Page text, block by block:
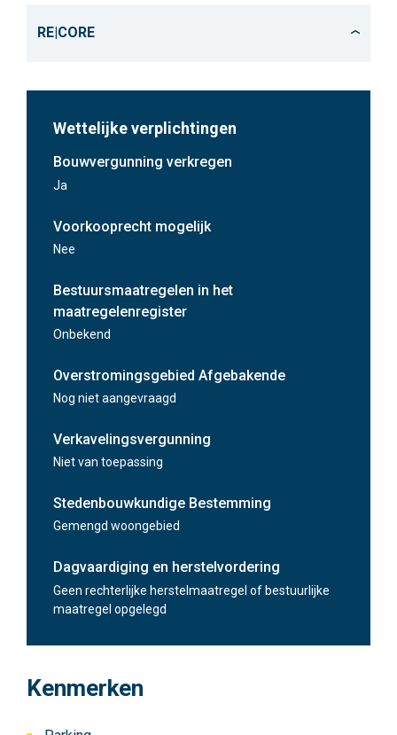
RE|CORE
Kantoor
Verdieping 1
Wettelijke verplichtingen
Bouwvergunning verkregen
Ja
Voorkooprecht mogelijk
Nee
Bestuursmaatregelen in het
maatregelenregister
Onbekend
Overstromingsgebied Afgebakende
Nog niet aangevraagd
Verkavelingsvergunning
Niet van toepassing
Stedenbouwkundige Bestemming
Gemengd woongebied
Dagvaardiging en herstelvordering
Geen rechterlijke herstelmaatregel of bestuurlijke
maatregel opgelegd
Kenmerken